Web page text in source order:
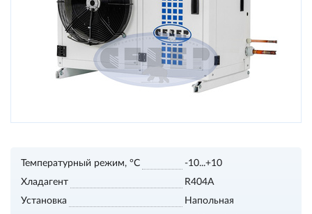
Температурный режим, °С
-10...+10
Хладагент
R404A
Установка
Напольная